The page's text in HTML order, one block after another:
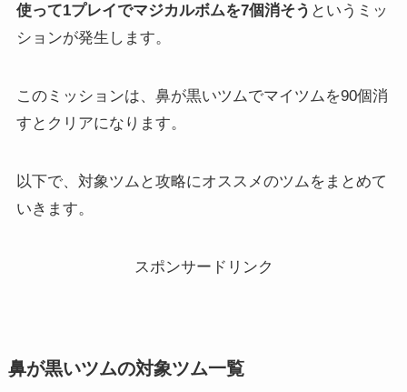
使って1プレイでマジカルボムを7個消そう というミッ
ションが発生します。
このミッションは、鼻が黒いツムでマイツムを90個消
すとクリアになります。
以下で、対象ツムと攻略にオススメのツムをまとめて
いきます。
スポンサードリンク
鼻が黒いツムの対象ツム一覧